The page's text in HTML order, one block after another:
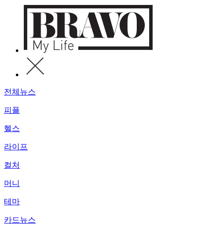
전체뉴스
피플
헬스
라이프
컬처
머니
테마
카드뉴스